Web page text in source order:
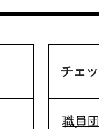
チェ
職員